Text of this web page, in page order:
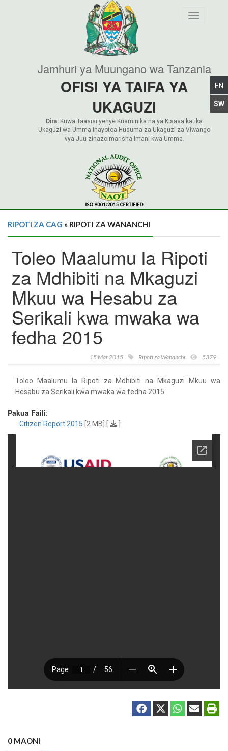
Toggle
Jamhuri ya Muungano wa Tanzania
OFISI YA TAIFA YA
UKAGUZI
Dira: Kuwa Taasisi yenye Kuaminika na ya Kisasa katika
Ukaguzi wa Umma inayotoa Huduma za Ukaguzi za Viwango
vya Juu zinazoimarisha Imani kwa Umma.
RIPOTI ZA CAG » RIPOTI ZA WANANCHI
Toleo Maalumu la Ripoti
za Mdhibiti na Mkaguzi
Mkuu wa Hesabu za
Serikali kwa mwaka wa
fedha 2015
15 Mar 2015 Ripoti za Wananchi 5379
Toleo Maalumu la Ripoti za Mdhibiti na Mkaguzi Mkuu wa
Hesabu za Serikali kwa mwaka wa fedha 2015
Pakua Faili:
Citizen Report 2015 [2 MB] [
0 MAONI